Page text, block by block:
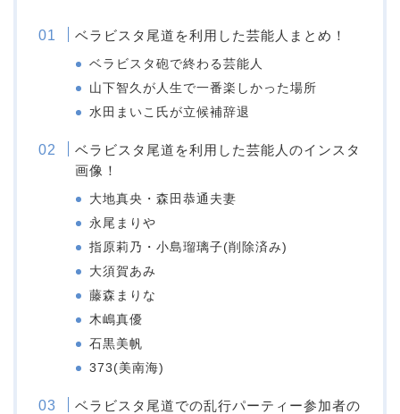
ベラビスタ尾道を利用した芸能人まとめ！
ベラビスタ砲で終わる芸能人
山下智久が人生で一番楽しかった場所
水田まいこ氏が立候補辞退
ベラビスタ尾道を利用した芸能人のインスタ
画像！
大地真央・森田恭通夫妻
永尾まりや
指原莉乃・小島瑠璃子(削除済み)
大須賀あみ
藤森まりな
木嶋真優
石黒美帆
373(美南海)
ベラビスタ尾道での乱行パーティー参加者の